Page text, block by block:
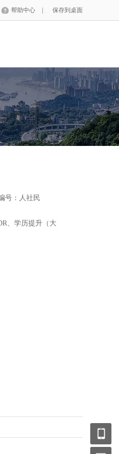
帮助中心 保存到桌面
号：人社民
、学历提升（大